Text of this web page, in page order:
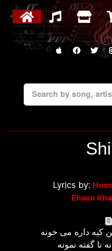
Search by song,
Lyrics by:
Ehsan
کیه داره می خونه
نا گفته نمونه